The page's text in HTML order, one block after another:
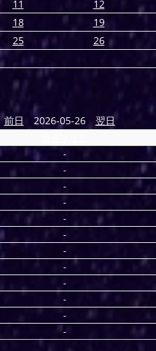
11 12
18 19
25 26
前日 2026-05-26 翌日
-
-
-
-
-
-
-
-
-
-
-
-